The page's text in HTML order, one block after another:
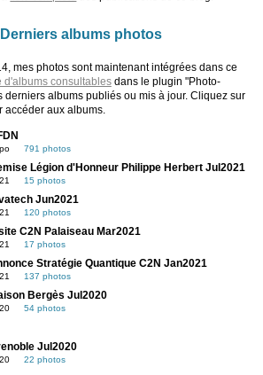
Derniers albums photos
mes photos sont maintenant intégrées dans ce
d'albums consultablesdans le plugin "Photo-
derniers albums publiés ou mis à jour. Cliquez sur
accéder aux albums.
791 photos
Légion d'Honneur Philippe Herbert Jul2021
15 photos
Jun2021
120 photos
C2N Palaiseau Mar2021
17 photos
Stratégie Quantique C2N Jan2021
137 photos
Bergès Jul2020
54 photos
Jul2020
22 photos